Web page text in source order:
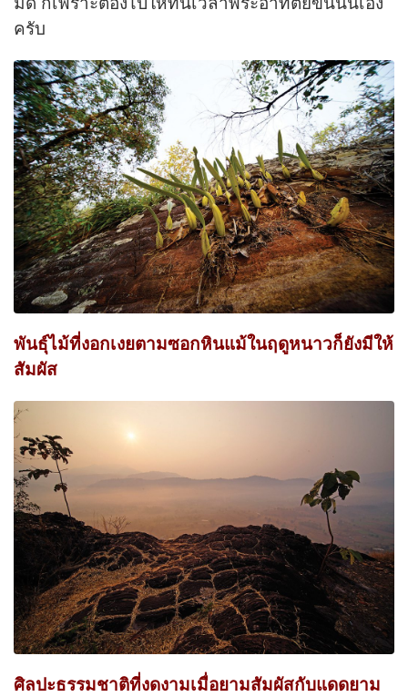
ครับ
พันธุ์ไม้ที่งอกเงยตามซอกหินแม้ในฤดูหนาวก็ยังมีให้
สัมผัส
ศิลปะธรรมชาติที่งดงามเมื่อยามสัมผัสกับแดดยาม